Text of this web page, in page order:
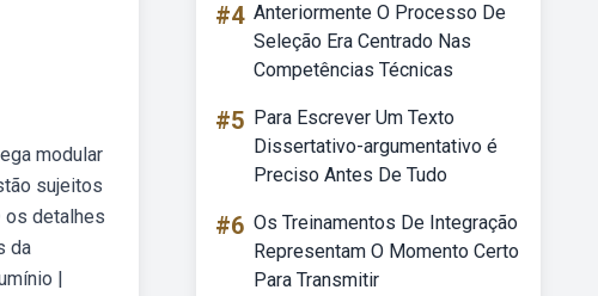
modular
sujeitos
os detalhes
da
|
#4 Anteriormente O Processo De
Seleção Era Centrado Nas
Competências Técnicas
#5 Para Escrever Um Texto
Dissertativo-argumentativo é
Preciso Antes De Tudo
#6 Os Treinamentos De Integração
Representam O Momento Certo
Para Transmitir